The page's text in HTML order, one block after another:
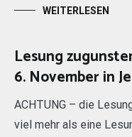
WEITERLESEN
Lesung
6. November in
ACHTUNG – die
viel mehr als eine